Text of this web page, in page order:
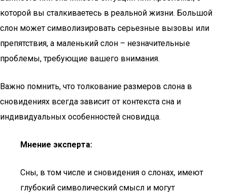
которой вы сталкиваетесь в реальной жизни. Большой
слон может символизировать серьезные вызовы или
препятствия, а маленький слон – незначительные
проблемы, требующие вашего внимания.
Важно помнить, что толкование размеров слона в
сновидениях всегда зависит от контекста сна и
индивидуальных особенностей сновидца.
Мнение эксперта:
Сны, в том числе и сновидения о слонах, имеют
глубокий символический смысл и могут